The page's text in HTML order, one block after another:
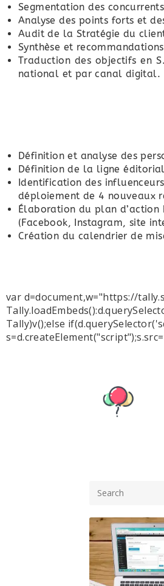
Segmentation des
Analyse des points forts et
Audit de la Stratégie du
Synthèse et
Traduction des objectifs en
national et par canal digital.
Définition et analyse des
Définition de la ligne
Identification des
déploiement de 4 nouveaux
Élaboration du plan d’action
(Facebook, Instagram, site
Création du calendrier de
var d=document,w="https://
Tally)v();else